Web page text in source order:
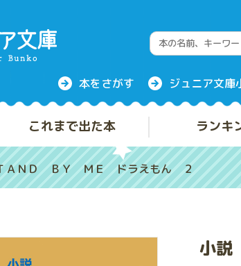
本をさがす ジュニア文
これまで出た本 ランキ
ＡＮＤ ＢＹ ＭＥ ドラえもん ２
小